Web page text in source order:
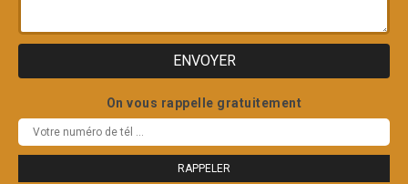
On vous rappelle gratuitement